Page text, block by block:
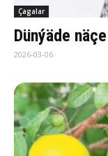
Çagalar
Dün­ýä­de
2026-03-06